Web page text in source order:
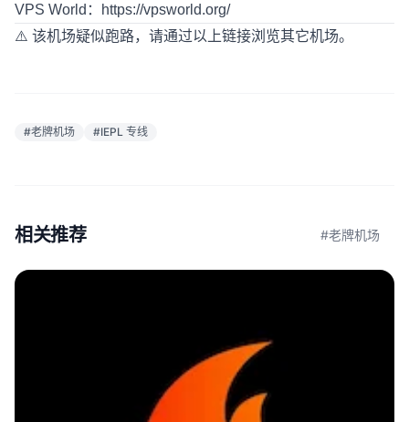
VPS World：
https://vpsworld.org/
⚠️ 该机场疑似跑路，请通过以上链接浏览其它机场。
#老牌机场 #IEPL 专线
相关推荐 #老牌机场